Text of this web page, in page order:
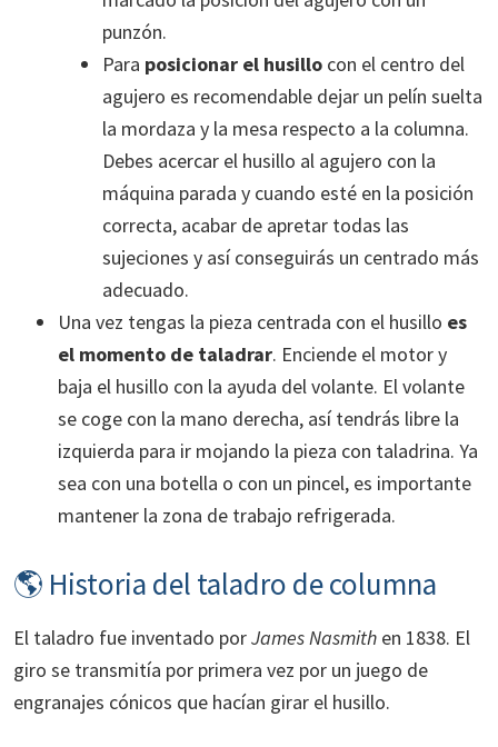
punzón.
Para posicionar el husillo con el centro del
agujero es recomendable dejar un pelín suelta
la mordaza y la mesa respecto a la columna.
Debes acercar el husillo al agujero con la
máquina parada y cuando esté en la posición
correcta, acabar de apretar todas las
sujeciones y así conseguirás un centrado más
adecuado.
Una vez tengas la pieza centrada con el husillo es
el momento de taladrar. Enciende el motor y
baja el husillo con la ayuda del volante. El volante
se coge con la mano derecha, así tendrás libre la
izquierda para ir mojando la pieza con taladrina. Ya
sea con una botella o con un pincel, es importante
mantener la zona de trabajo refrigerada.
🌎 Historia del taladro de columna
El taladro fue inventado porJames Nasmith en 1838. El
giro se transmitía por primera vez por un juego de
engranajes cónicos que hacían girar el husillo.